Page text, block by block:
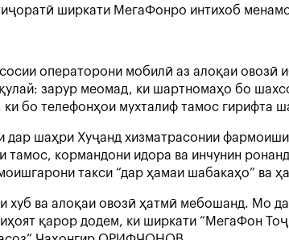
ширкати МегаФонро интихоб
операторони мобилӣ аз алоқаи овозӣ
зарур меомад, ки шартномаҳо бо
бо телефонҳои мухталиф тамос гирифта
дар шаҳри Хуҷанд хизматрасонии
тамос, кормандони идора ва инчунин
такси “дар ҳамаи шабакаҳо” ва
хуб ва алоқаи овозӣ ҳатмӣ мебошанд. Мо
қарор додем, ки ширкати “МегаФон